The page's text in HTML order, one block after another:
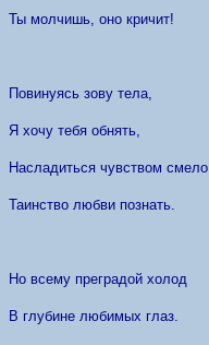
Ты молчишь, оно кричит!
Повинуясь зову тела,
Я хочу тебя обнять,
Насладиться чувством смело,
Таинство любви познать.
Но всему преградой холод
В глубине любимых глаз.